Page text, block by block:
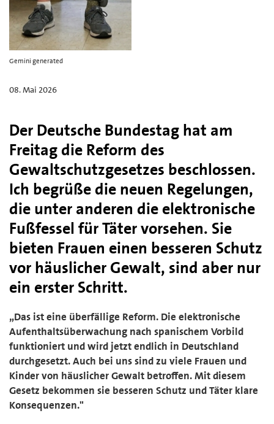
Gemini generated
08. Mai 2026
Der Deutsche Bundestag hat am
Freitag die Reform des
Gewaltschutzgesetzes beschlossen.
Ich begrüße die neuen Regelungen,
die unter anderen die elektronische
Fußfessel für Täter vorsehen. Sie
bieten Frauen einen besseren Schutz
vor häuslicher Gewalt, sind aber nur
ein erster Schritt.
„Das ist eine überfällige Reform. Die elektronische
Aufenthaltsüberwachung nach spanischem Vorbild
funktioniert und wird jetzt endlich in Deutschland
durchgesetzt. Auch bei uns sind zu viele Frauen und
Kinder von häuslicher Gewalt betroffen. Mit diesem
Gesetz bekommen sie besseren Schutz und Täter klare
Konsequenzen."